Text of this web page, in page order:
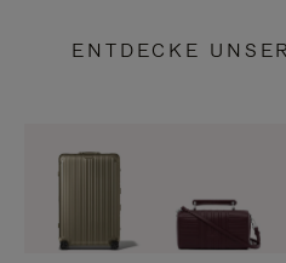
ENTDECKE